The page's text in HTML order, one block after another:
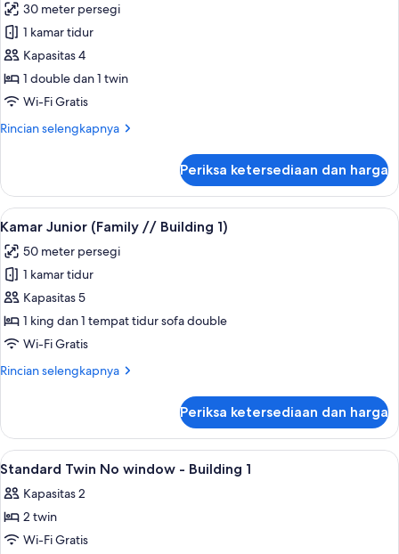
Building
foto
untuk
Studio
Suite
Deluks
//
30 meter persegi
1 kamar tidur
Kapasitas 4
1 double dan 1 twin
Wi-Fi Gratis
Rincian selengkapnya
Rincian
Studio
Suite
Deluks
//
Building
1)
Periksa ketersediaan dan harga
Lihat
semua
foto
untuk
Kamar
Junior
(Family
Building
Kamar Junior (Family // Building 1) |
20
Kamar Junior (Family // Building 1)
50 meter persegi
1 kamar tidur
Kapasitas 5
1 king dan 1 tempat tidur sofa double
Wi-Fi Gratis
Rincian selengkapnya
Rincian
Kamar
Junior
(Family
Building
1)
Periksa ketersediaan dan harga
Lihat
semua
foto
untuk
Standard
Tirai kedap cahaya, Wi-Fi gratis, dan
10
Standard Twin No window - Building 1
Kapasitas 2
2 twin
Wi-Fi Gratis